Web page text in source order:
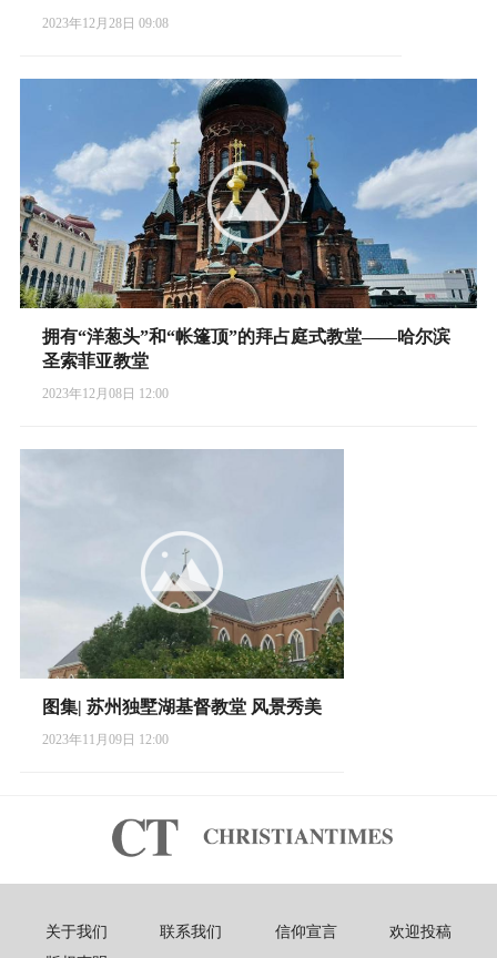
2023年12月28日 09:08
拥有“洋葱头”和“帐篷顶”的拜占庭式教堂——哈尔滨
圣索菲亚教堂
2023年12月08日 12:00
图集| 苏州独墅湖基督教堂 风景秀美
2023年11月09日 12:00
关于我们 联系我们 信仰宣言
欢迎投稿